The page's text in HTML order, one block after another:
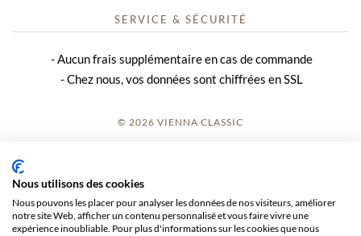
SERVICE & SÉCURITÉ
Aucun frais supplémentaire en cas de commande
Chez nous, vos données sont chiffrées en SSL
© 2026 VIENNA CLASSIC
CGV
Nous utilisons des cookies
Nous pouvons les placer pour analyser les données de nos visiteurs, améliorer
notre site Web, afficher un contenu personnalisé et vous faire vivre une
expérience inoubliable. Pour plus d'informations sur les cookies que nous